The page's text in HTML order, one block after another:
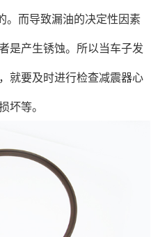
而导致漏油的决定性因素
是产生锈蚀。所以当车子发
就要及时进行检查减震器心
坏等。